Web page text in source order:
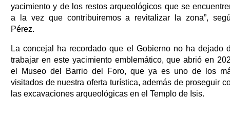
yacimiento y de los restos arqueológicos que se
a la vez que contribuiremos a revitalizar la zona”,
Pérez.
La concejal ha recordado que el Gobierno no ha dejado
trabajar en este yacimiento emblemático, que abrió en
el Museo del Barrio del Foro, que ya es uno de los
visitados de nuestra oferta turística, además de proseguir
las excavaciones arqueológicas en el Templo de Isis.